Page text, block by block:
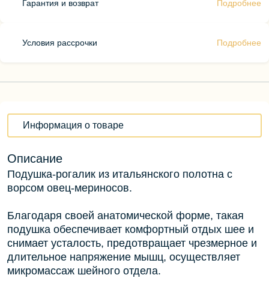
Гарантия и возврат Подробнее
Условия рассрочки Подробнее
Информация о товаре
Описание
Подушка-рогалик из итальянского полотна с
ворсом овец-мериносов.
Благодаря своей анатомической форме, такая
подушка обеспечивает комфортный отдых шее и
снимает усталость, предотвращает чрезмерное и
длительное напряжение мышц, осуществляет
микромассаж шейного отдела.